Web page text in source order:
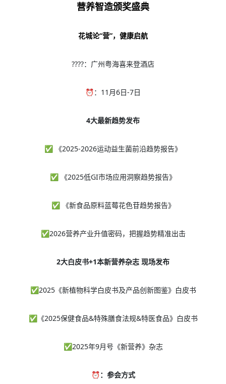
营养智造颁奖盛典
花城论“营”，健康启航
????：广州粤海喜来登酒店
⏰：11月6日-7日
4大最新趋势发布
✅ 《2025-2026运动益生菌前沿趋势报告》
✅ 《2025低GI市场应用洞察趋势报告》
✅ 《新食品原料蓝莓花色苷趋势报告》
✅2026营养产业升值密码，把握趋势精准出击
2大白皮书+1本新营养杂志 现场发布
✅2025《新植物科学白皮书及产品创新图鉴》白皮书
✅ 《2025保健食品&特殊膳食法规&特医食品》白皮书
✅2025年9月号《新营养》杂志
⏰：参会方式